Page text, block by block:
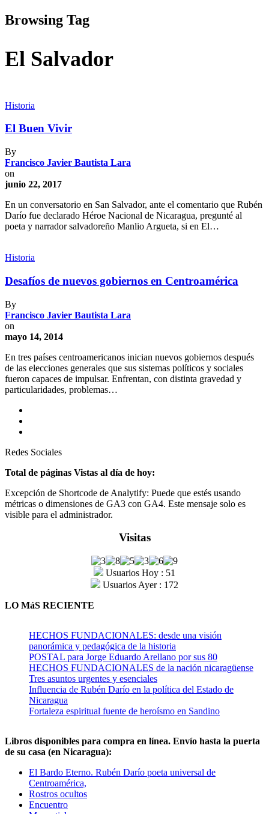
Browsing Tag
El Salvador
Historia
El Buen Vivir
By
Francisco Javier Bautista Lara
on
junio 22, 2017
En un conversatorio en San Salvador, ante el comentario que Rubén
Darío fue declarado Héroe Nacional de Nicaragua, pregunté al
poeta y narrador salvadoreño Manlio Argueta, si en El…
Historia
Desafíos de nuevos gobiernos en Centroamérica
By
Francisco Javier Bautista Lara
on
mayo 14, 2014
En tres países centroamericanos inician nuevos gobiernos después
de las elecciones generales que sus sistemas políticos y sociales
fueron capaces de impulsar. Enfrentan, con distinta gravedad y
particularidades, problemas…
Redes Sociales
Total de páginas Vistas al día de hoy:
Excepción de Shortcode de Analytify: Puede que estés usando
métricas o dimensiones de GA3 con GA4. Este mensaje solo es
visible para el administrador.
Visitas
Usuarios Hoy : 51
Usuarios Ayer : 172
LO MáS RECIENTE
HECHOS FUNDACIONALES: desde una visión
panorámica y pedagógica de la historia
POSTAL para Jorge Eduardo Arellano por sus 80
HECHOS FUNDACIONALES de la nación nicaragüense
Tres asuntos urgentes y esenciales
Influencia de Rubén Darío en la política del Estado de
Nicaragua
Fortaleza espiritual fuente de heroísmo en Sandino
Libros disponibles para compra en línea. Envío hasta la puerta
de su casa (en Nicaragua):
El Bardo Eterno. Rubén Darío poeta universal de
Centroamérica,
Rostros ocultos
Encuentro